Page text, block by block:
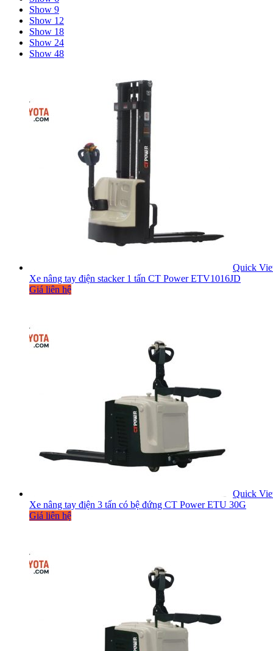
Show 9
Show 12
Show 18
Show 24
Show 48
Quick
Xe nâng tay điện stacker 1 tấn CT Power ETV1016JD
Giá liên hệ
Quick
Xe nâng tay điện 3 tấn có bệ đứng CT Power ETU 30G
Giá liên hệ